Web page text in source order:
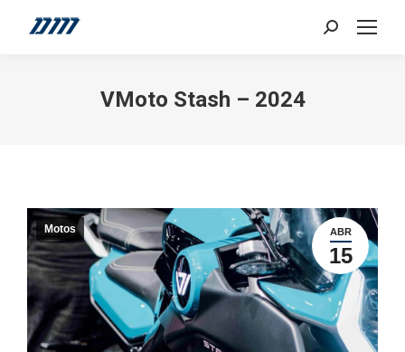
Search:
VMoto Stash – 2024
ABR
15
Motos